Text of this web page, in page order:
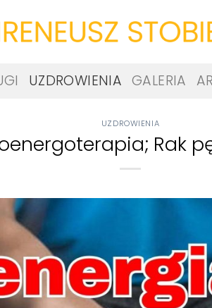
UZDROWIENIA GALERIA
UZDROWIENIA
Rak